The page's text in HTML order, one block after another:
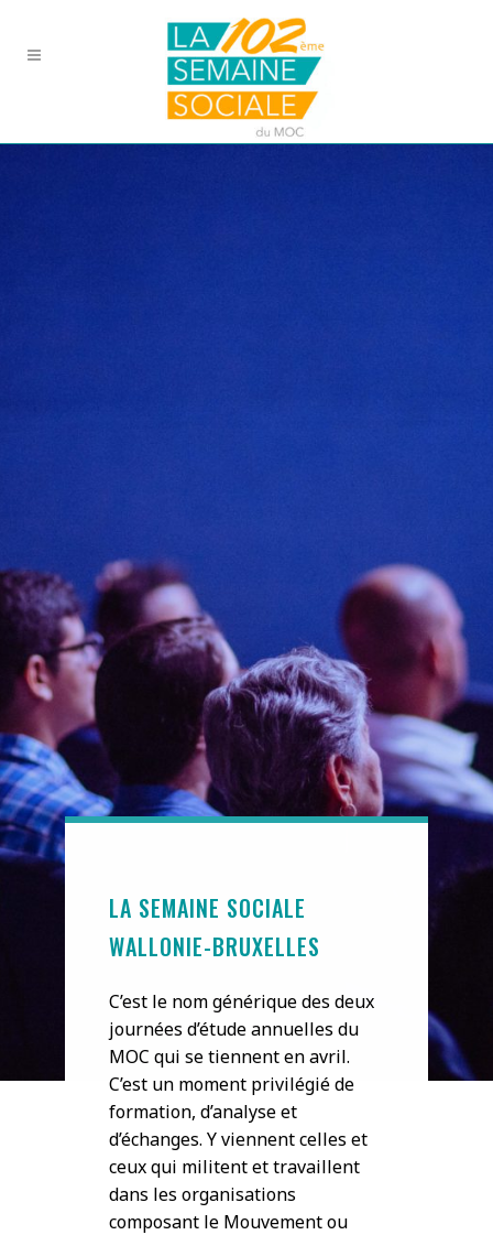
LA SEMAINE SOCIALE
WALLONIE-BRUXELLES
C’est le nom générique des deux
journées d’étude annuelles du
MOC qui se tiennent en avril.
C’est un moment privilégié de
formation, d’analyse et
d’échanges. Y viennent celles et
ceux qui militent et travaillent
dans les organisations
composant le Mouvement ou